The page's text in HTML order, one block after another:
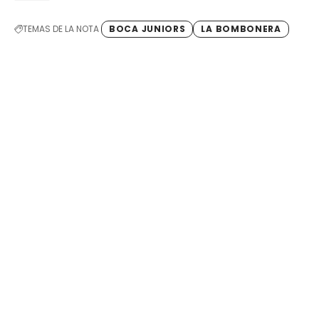
TEMAS DE LA NOTA BOCA JUNIORS LA BOMBONERA